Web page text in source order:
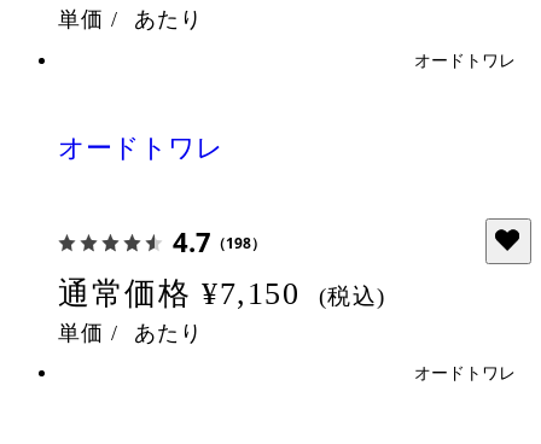
単価 / あたり
オードトワレ
オードトワレ
4.7 （198）
通常価格 ¥7,150 (税込)
単価 / あたり
オードトワレ